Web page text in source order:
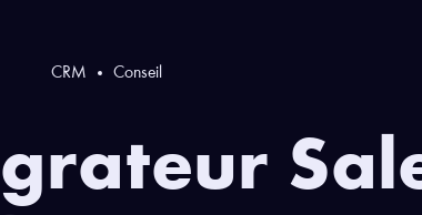
CRM Conseil